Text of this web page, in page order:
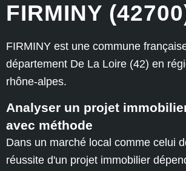
FIRMINY
FIRMINY est une commune
département De La Loire (42) en
rhône-alpes.
Analyser un projet
avec méthode
Dans un marché local comme celui
réussite d'un projet immobilier